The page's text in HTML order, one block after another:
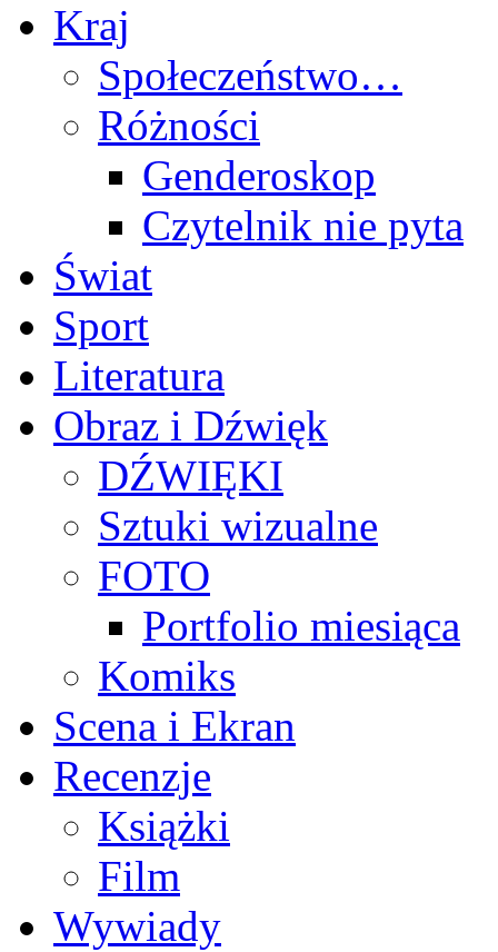
Kraj
Społeczeństwo…
Różności
Genderoskop
Czytelnik nie pyta
Świat
Sport
Literatura
Obraz i Dźwięk
DŹWIĘKI
Sztuki wizualne
FOTO
Portfolio miesiąca
Komiks
Scena i Ekran
Recenzje
Książki
Film
Wywiady